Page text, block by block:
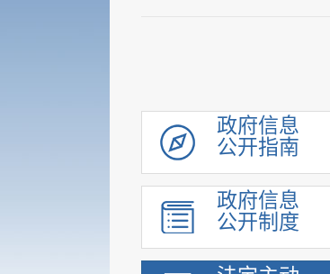
政府信息
公开指南
政府信息
公开制度
会议公开
决策公开
规划计划
统计信息